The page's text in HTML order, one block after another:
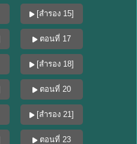
[สำรอง 15]
ตอนที่ 17
[สำรอง 18]
ตอนที่ 20
[สำรอง 21]
ตอนที่ 23